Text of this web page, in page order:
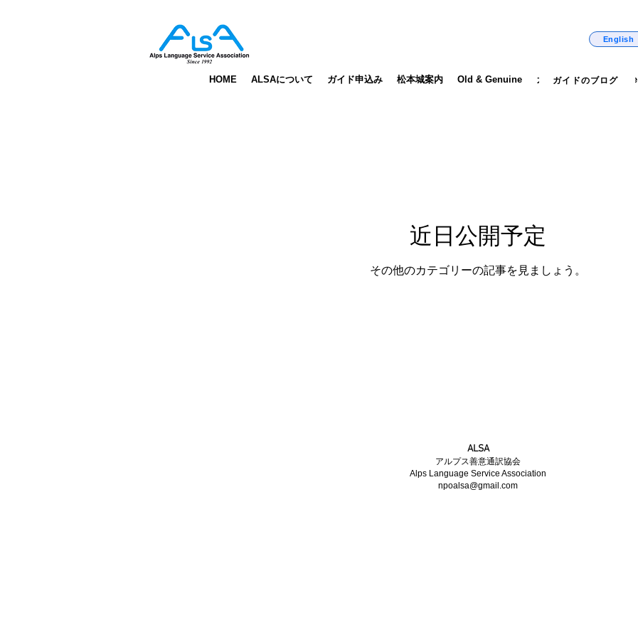
English
HOME ALSAについて ガイド申込み 松本城案内 Old & Genuine ガイドのブログ More
ガイドのブログ
近日公開予定
その他のカテゴリーの記事を見ましょう。
​ALSA
アルプス善意通訳協会
Alps Language Service Association
npoalsa@gmail.com